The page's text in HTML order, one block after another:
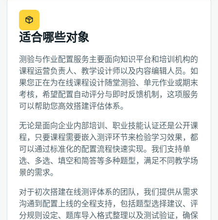
适合哪些对象
测验与作业配置服务主要面向知识平台和培训机构的
课程运营负责人、教学设计师以及内容编辑人员。如
果您正在为在线课程设计随堂测验、单元作业或期末
考核，希望配置自动评分与即时反馈机制，这项服务
可以帮助您高效搭建评估体系。
无论是面向企业内部培训、职业技能认证还是公开课
程，只要课程需要嵌入测评环节来检验学习效果，都
可以通过标准化的配置流程快速实现。我们支持单
选、多选、填空和简答等多种题型，满足不同教学场
景的需求。
对于初次搭建在线测评体系的团队，我们提供从需求
沟通到配置上线的全程支持，包括题型选择建议、评
分规则设定、题库导入格式整理以及测试验证，确保